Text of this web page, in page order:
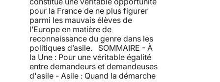
pour la France de ne plus figurer
parmi les mauvais élèves de
l’Europe en matière de
reconnaissance du genre dans les
politiques d’asile. SOMMAIRE - À
la Une : Pour une véritable égalité
entre demandeurs et demandeuses
d'asile - Asile : Quand la démarche